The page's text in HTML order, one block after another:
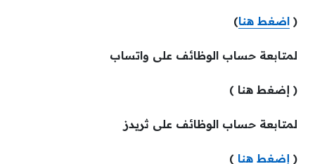
( اضغط هنا)
لمتابعة حساب الوظائف على واتساب
( إضغط هنا )
لمتابعة حساب الوظائف على ثريدز
( إضغط هنا )